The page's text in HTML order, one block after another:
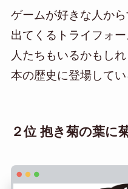
ゲームが好きな人か
出てくるトライフォ
人たちもいるかもし
本の歴史に登場してい
２位 抱き菊の葉に